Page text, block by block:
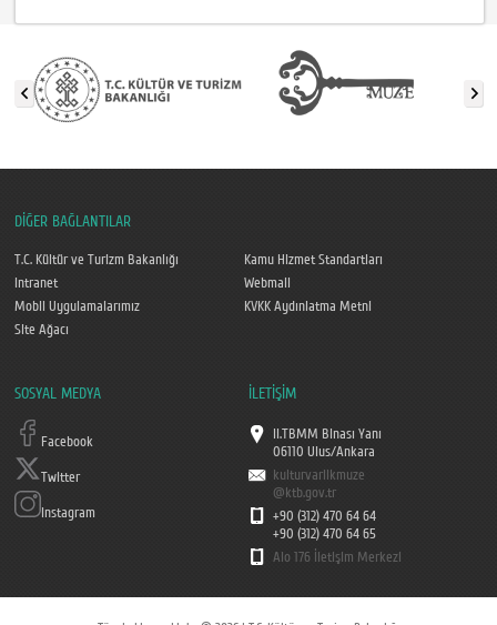
DİĞER BAĞLANTILAR
T.C. Kültür ve Turizm Bakanlığı
Kamu Hizmet Standartları
Intranet
Webmail
Mobil Uygulamalarımız
KVKK Aydınlatma Metni
Site Ağacı
SOSYAL MEDYA
Facebook
Twitter
Instagram
İLETİŞİM
II.TBMM Binası Yanı
06110 Ulus/Ankara
kulturvarlikmuze
@ktb.gov.tr
+90 (312) 470 64 64
+90 (312) 470 64 65
Alo 176 İletişim Merkezi